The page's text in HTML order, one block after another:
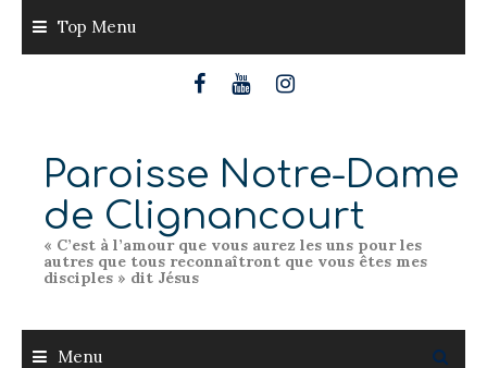
content
Top Menu
Paroisse Notre-Dame
de Clignancourt
« C’est à l’amour que vous aurez les uns pour les
autres que tous reconnaîtront que vous êtes mes
disciples » dit Jésus
Menu